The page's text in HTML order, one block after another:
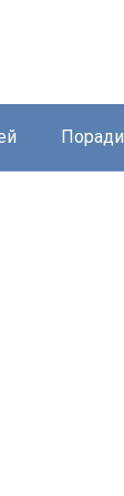
Поради